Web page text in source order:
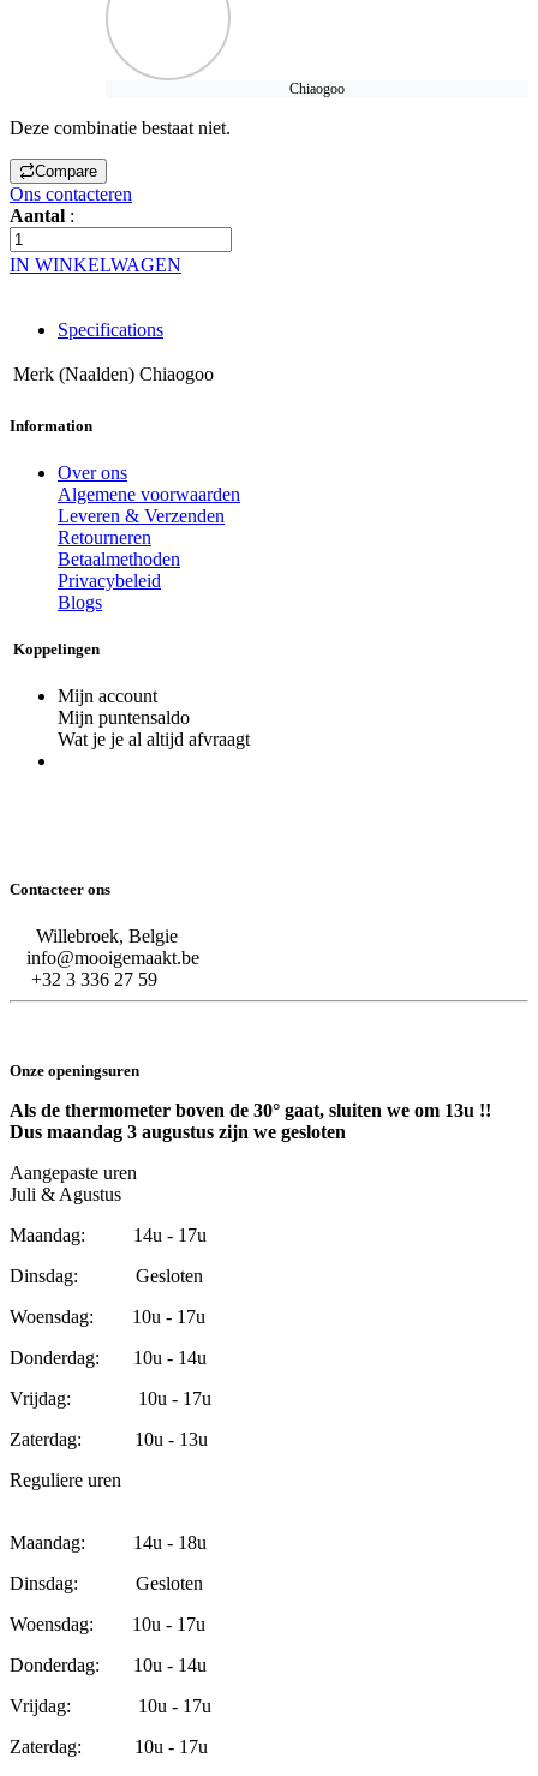
Chiaogoo
Deze combinatie bestaat niet.
Compare
Ons contacteren
Aantal :
IN WINKELWAGEN
Specifications
Merk (Naalden) Chiaogoo
Information
Over ons
Algemene voorwaarden
Leveren & Verzenden
Retourneren
Betaalmethoden
Privacybeleid
Blogs
Koppelingen
Mijn account
Mijn puntensaldo
Wat je je al altijd afvraagt
Contacteer ons
Willebroek, Belgie
info@mooigemaakt.be
+32 3 336 27 59
Onze openingsuren
Als de thermometer boven de 30° gaat, sluiten we om 13u !!
Dus maandag 3 augustus zijn we gesloten
Aangepaste uren
Juli & Agustus
Maandag: 14u - 17u
Dinsdag: Gesloten
Woensdag: 10u - 17u
Donderdag: 10u - 14u
Vrijdag: 10u - 17u
Zaterdag: 10u - 13u
Reguliere uren
Maandag: 14u - 18u
Dinsdag: Gesloten
Woensdag: 10u - 17u
Donderdag: 10u - 14u
Vrijdag: 10u - 17u
Zaterdag: 10u - 17u